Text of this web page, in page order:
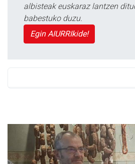
albisteak euskaraz lantzen
babestuko duzu.
Egin AIURRIkide!